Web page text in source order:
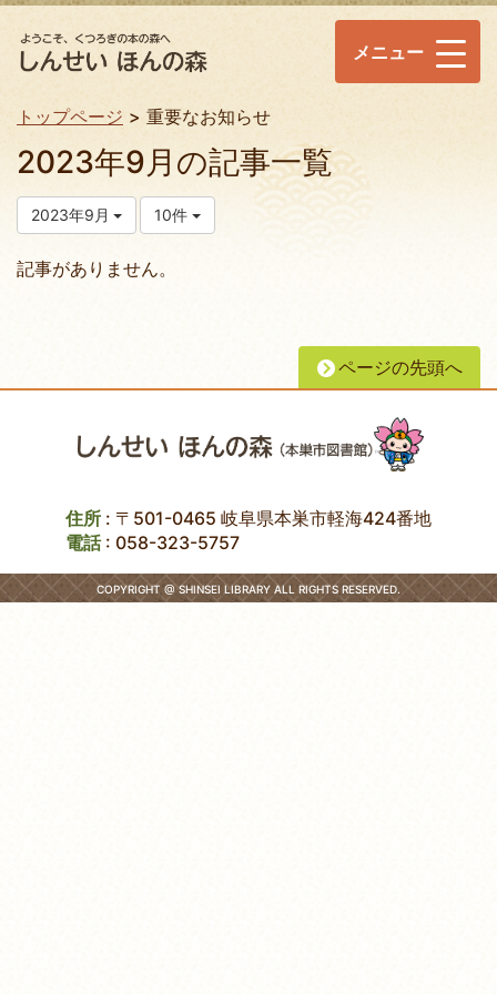
メニュー
トップページ 重要なお知らせ
2023年9月の記事一覧
2023年9月 10件
記事がありません。
ページの先頭へ
住所 : 〒501-0465 岐阜県本巣市軽海424番地
電話: 058-323-5757
COPYRIGHT @ SHINSEI LIBRARY ALL RIGHTS RESERVED.